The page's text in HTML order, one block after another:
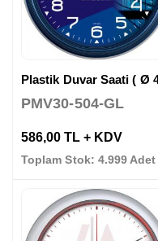
PMV30-504-GL
586,00 TL + KDV
Toplam Stok: 4.999 Adet